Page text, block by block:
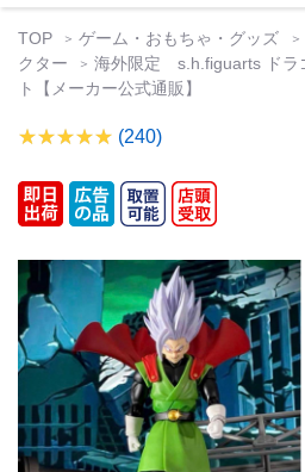
TOP ゲーム・おもちゃ・グッズ
クター
海外限定 s.h.figuarts ドラ
ト【メーカー公式通販】
(240)